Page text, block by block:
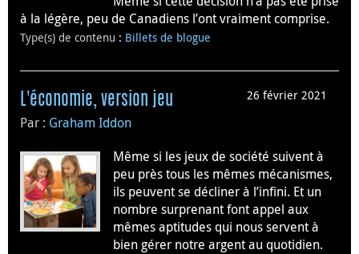
à la légère, peu de Canadiens l’ont vraiment comprise.
Type(s) de contenu : Billets de blogue
26 février 2021
L'économie, version jeu
Par : Graham Iddon
Même si les jeux de société suivent à
peu près tous les mêmes mécanismes,
ils peuvent se décliner à l’infini. Et un
nombre surprenant font appel aux
mêmes aptitudes qui nous servent à
bien gérer notre argent au quotidien.